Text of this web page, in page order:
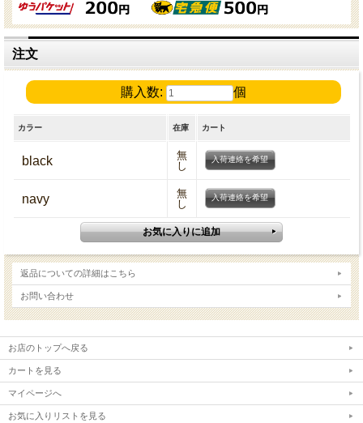
注文
購入数: 個
カラー 在庫 カート
black
無
し
入荷連絡を希望
navy
無
し
入荷連絡を希望
返品についての詳細はこちら
お問い合わせ
お店のトップへ戻る
カートを見る
マイページへ
お気に入りリストを見る